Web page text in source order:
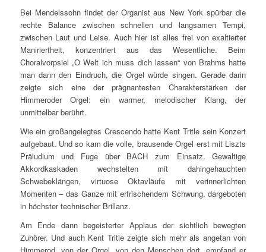
Bei Mendelssohn findet der Organist aus New York spürbar die
rechte Balance zwischen schnellen und langsamen Tempi,
zwischen Laut und Leise. Auch hier ist alles frei von exaltierter
Maniriertheit, konzentriert aus das Wesentliche. Beim
Choralvorpsiel „O Welt ich muss dich lassen“ von Brahms hatte
man dann den Eindruch, die Orgel würde singen. Gerade darin
zeigte sich eine der prägnantesten Charakterstärken der
Himmeroder Orgel: ein warmer, melodischer Klang, der
unmittelbar berührt.
Wie ein großangelegtes Crescendo hatte Kent Tritle sein Konzert
aufgebaut. Und so kam die volle, brausende Orgel erst mit Liszts
Präludium und Fuge über BACH zum Einsatz. Gewaltige
Akkordkaskaden wechstelten mit dahingehauchten
Schwebeklängen, virtuose Oktavläufe mit verinnerlichten
Momenten – das Ganze mit erfrischendem Schwung, dargeboten
in höchster technischer Brillanz.
Am Ende dann begeisterter Applaus der sichtlich bewegten
Zuhörer. Und auch Kent Tritle zeigte sich mehr als angetan von